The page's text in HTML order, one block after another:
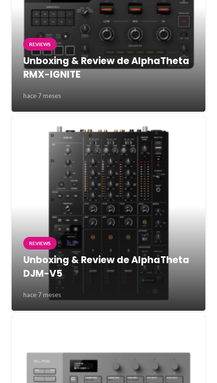
REVIEWS
Unboxing & Review de AlphaTheta
RMX-IGNITE
hace 7 meses
REVIEWS
Unboxing & Review de AlphaTheta
DJM-V5
hace 7 meses